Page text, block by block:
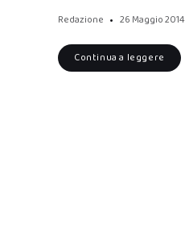
Redazione 26 Maggio 2014
Continua a leggere